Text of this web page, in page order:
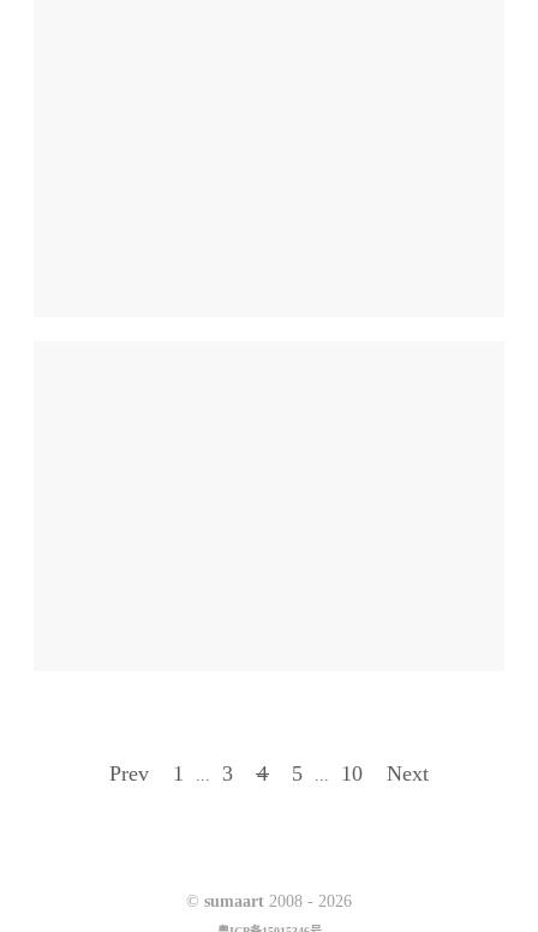
Prev 1 ... 3 4 5 ... 10 Next
© sumaart 2008 - 2026